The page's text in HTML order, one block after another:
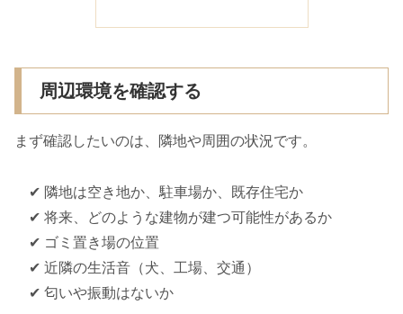
周辺環境を確認する
まず確認したいのは、隣地や周囲の状況です。
✔ 隣地は空き地か、駐車場か、既存住宅か
✔ 将来、どのような建物が建つ可能性があるか
✔ ゴミ置き場の位置
✔ 近隣の生活音（犬、工場、交通）
✔ 匂いや振動はないか